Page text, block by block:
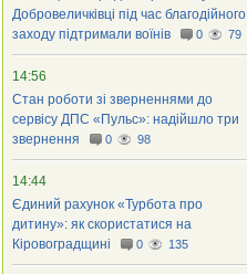
Добровеличківці під час благодійного
заходу підтримали воїнів
0 79
14:56
Стан роботи зі зверненнями до
сервісу ДПС «Пульс»: надійшло три
звернення
0 98
14:44
Єдиний рахунок «Турбота про
дитину»: як скористатися на
Кіровоградщині
0 135